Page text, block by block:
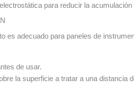
para reducir la acumulación
es adecuado para paneles de
de usar.
la superficie a tratar a una distancia